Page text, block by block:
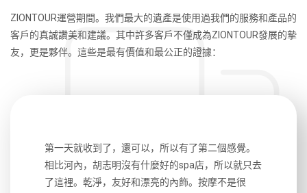
ZIONTOUR運營期間。我們最大的遺產是使用過我們的服務和產品的
客戶的真誠讚美和建議。其中許多客戶不僅成為ZIONTOUR發展的摯
友，更是夥伴。這些是最有價值和最公正的證據：
第一天就收到了，還可以，所以有了第二個感覺。
相比河內，胡志明沒有什麼好的spa店，所以就只去
了這裡。乾淨，友好和漂亮的內飾。按摩不是很